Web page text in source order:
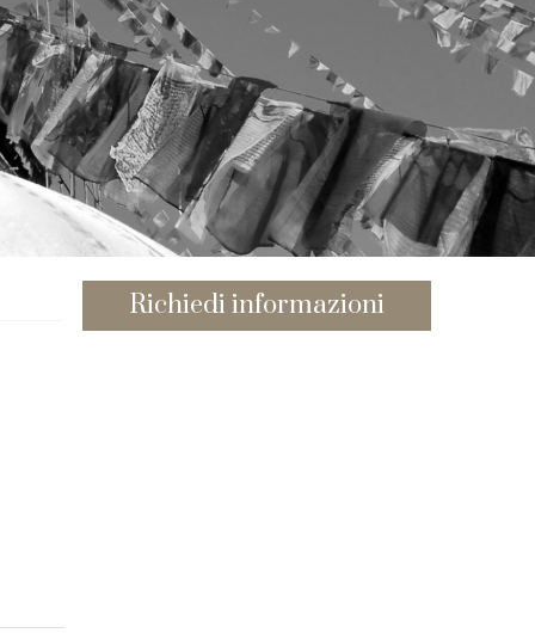
Richiedi informazioni